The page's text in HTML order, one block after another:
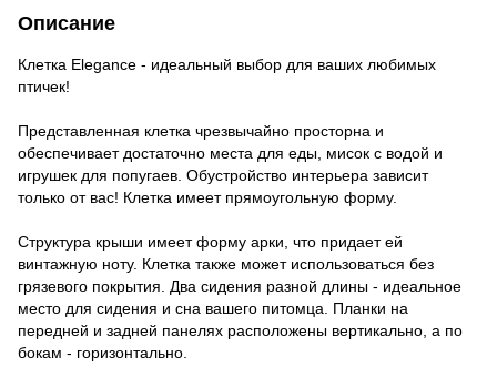
Описание
Клетка Elegance - идеальный выбор для ваших любимых
птичек!
Представленная клетка чрезвычайно просторна и
обеспечивает достаточно места для еды, мисок с водой и
игрушек для попугаев. Обустройство интерьера зависит
только от вас! Клетка имеет прямоугольную форму.
Структура крыши имеет форму арки, что придает ей
винтажную ноту. Клетка также может использоваться без
грязевого покрытия. Два сидения разной длины - идеальное
место для сидения и сна вашего питомца. Планки на
передней и задней панелях расположены вертикально, а по
бокам - горизонтально.